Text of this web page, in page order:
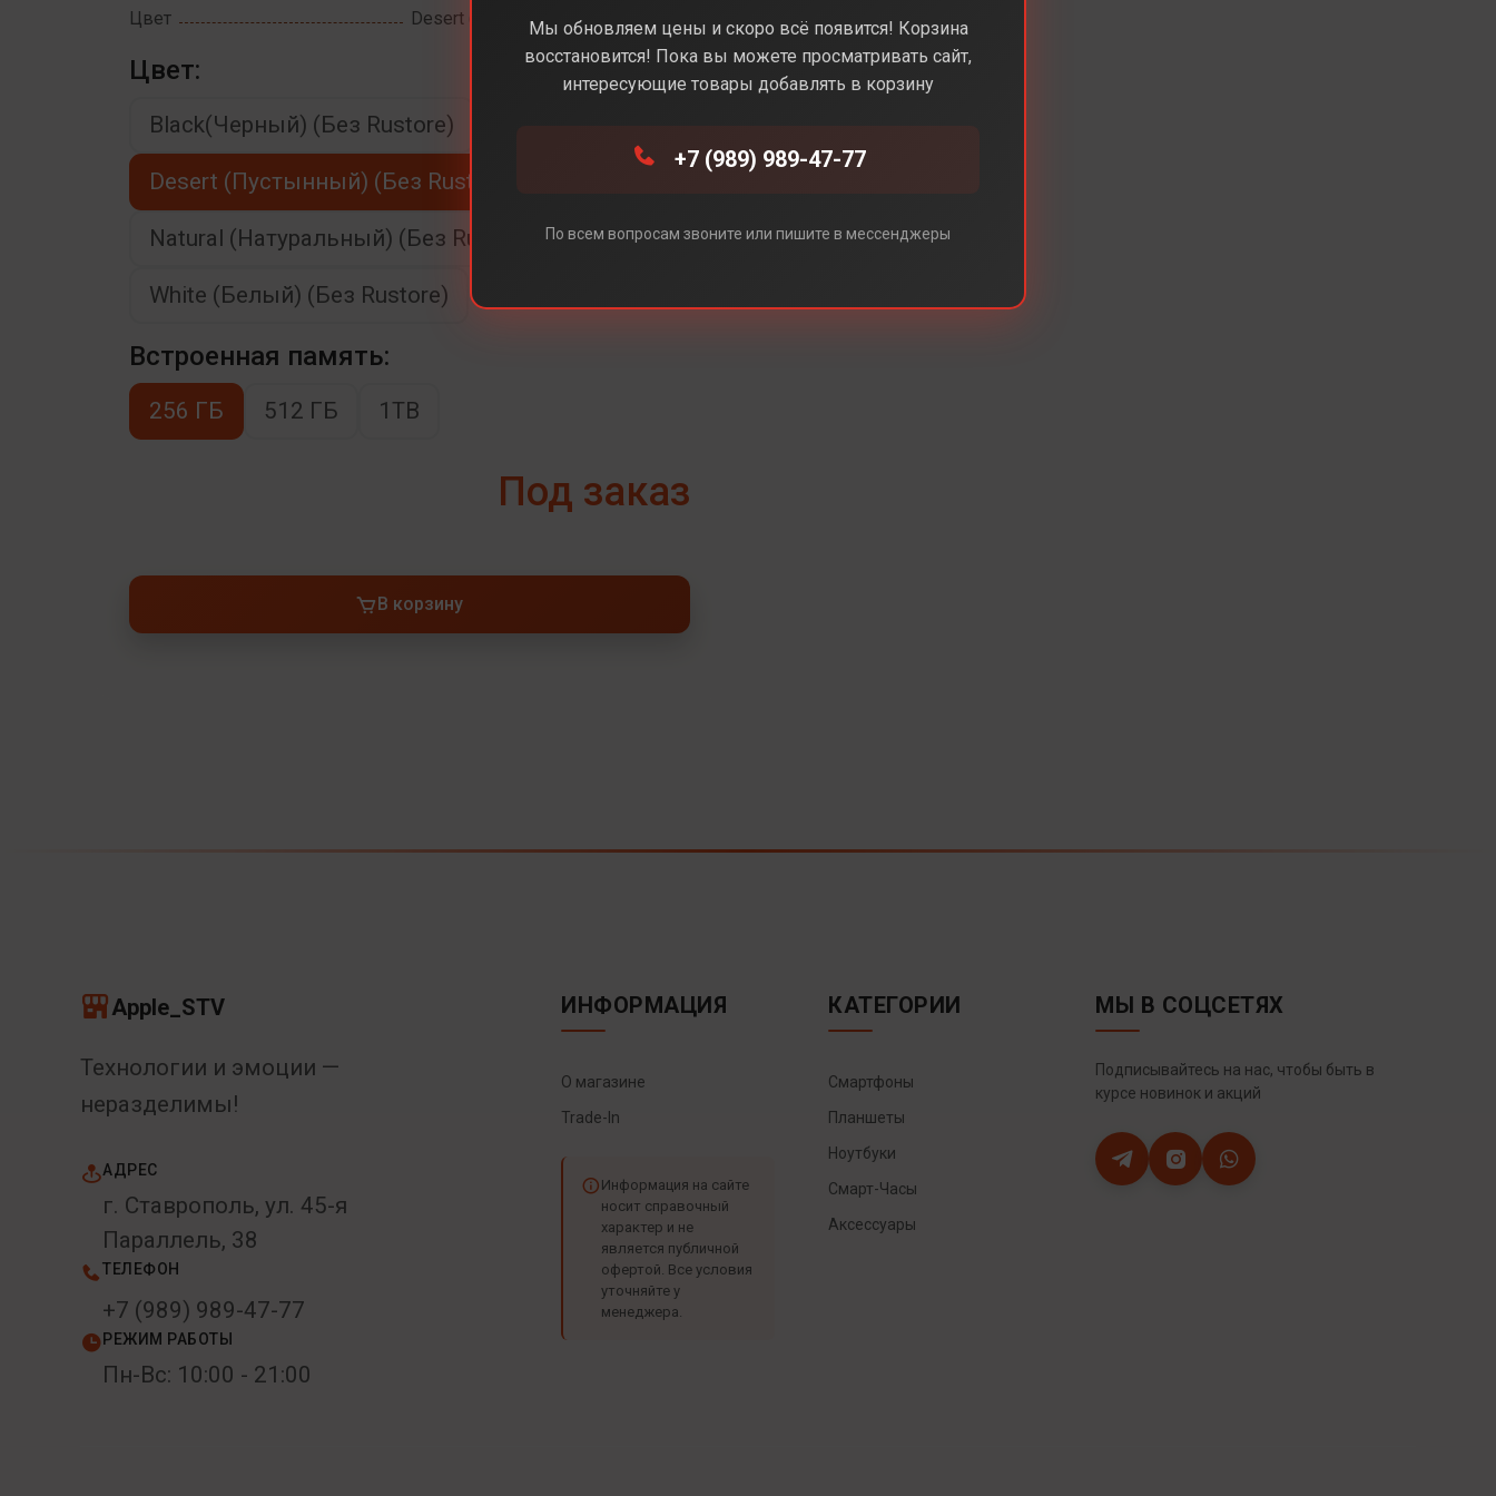
Цвет Desert (Пустынный) (Без Rustore)
Цвет:
Black(Черный) (Без Rustore)
Desert (Пустынный) (Без Rustore)
Natural (Натуральный) (Без Rustore)
White (Белый) (Без Rustore)
Встроенная память:
256 ГБ 512 ГБ 1TB
Под заказ
В корзину
Apple_STV
Технологии и эмоции —
неразделимы!
АДРЕС
г. Ставрополь, ул. 45-я
Параллель, 38
ТЕЛЕФОН
+7 (989) 989-47-77
РЕЖИМ РАБОТЫ
Пн-Вс: 10:00 - 21:00
ИНФОРМАЦИЯ
О магазине
Trade-In
Информация на сайте
носит справочный
характер и не
является публичной
офертой. Все условия
уточняйте у
менеджера.
КАТЕГОРИИ
Смартфоны
Планшеты
Ноутбуки
Смарт-Часы
Аксессуары
МЫ В СОЦСЕТЯХ
Подписывайтесь на нас, чтобы быть в
курсе новинок и акций
Мы обновляем цены и скоро всё появится! Корзина
восстановится! Пока вы можете просматривать сайт,
интересующие товары добавлять в корзину
+7 (989) 989-47-77
По всем вопросам звоните или пишите в мессенджеры